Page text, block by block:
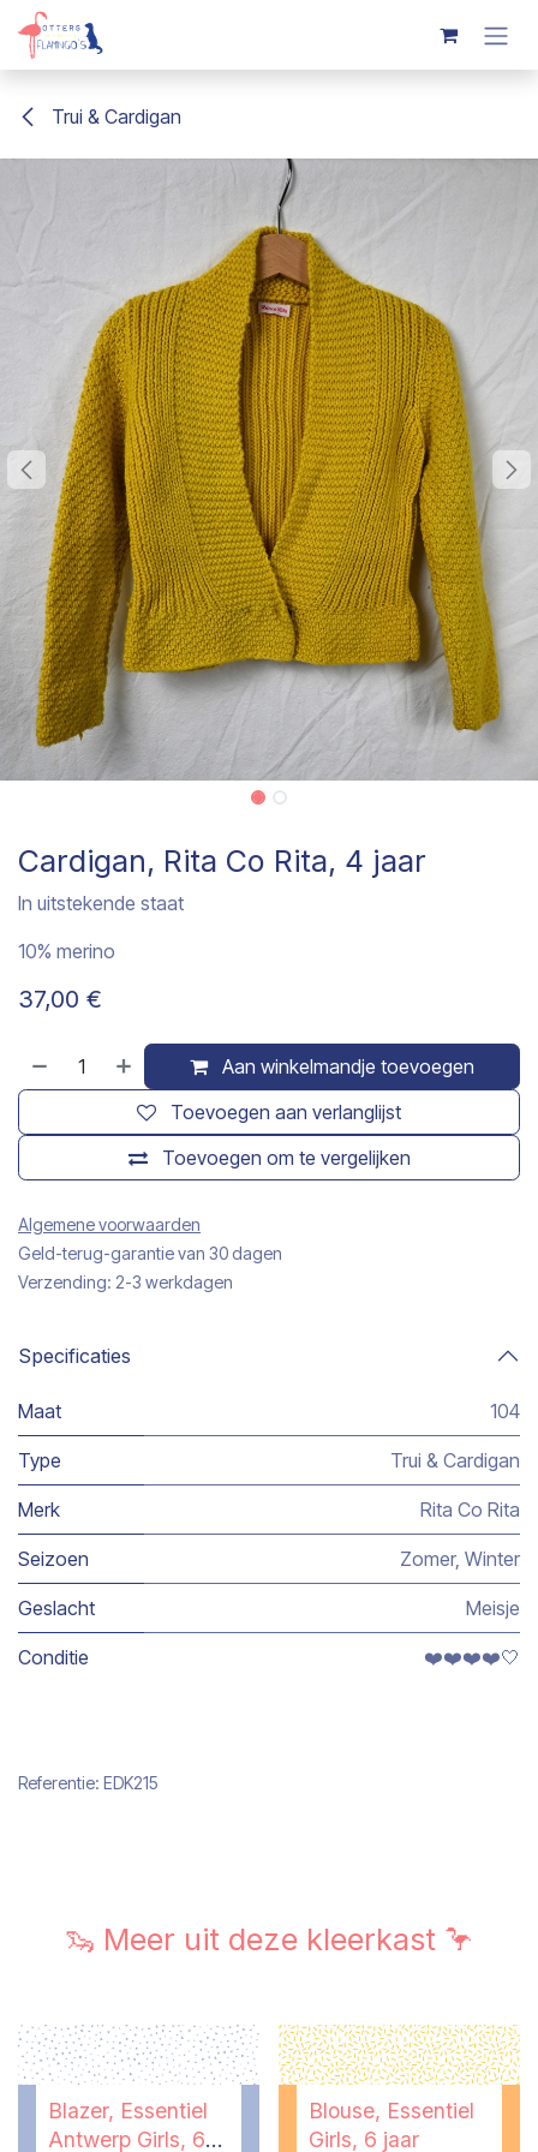
Overslaan naar inhoud
Trui & Cardigan
Cardigan, Rita Co Rita, 4 jaar
In uitstekende staat
10% merino
37,00 €
Aan winkelmandje toevoegen
Toevoegen om te vergelijken
Toevoegen aan verlanglijst
Algemene voorwaarden
Geld-terug-garantie van 30 dagen
Verzending: 2-3 werkdagen
Specificaties
Maat 104
Type Trui & Cardigan
Merk Rita Co Rita
Seizoen Zomer, Winter
Geslacht Meisje
Conditie ❤️❤️❤️❤️🤍
Referentie: EDK215
🦦 Meer uit deze kleerkast 🦩
Blazer, Essentiel
Antwerp Girls, 6
Blouse, Essentiel
Girls, 6 jaar